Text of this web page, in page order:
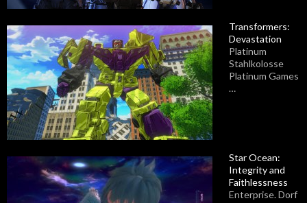
Transformers:
Devastation
Platinum
Stahlkolosse
Platinum Games
…
Star Ocean:
Integrity and
Faithlessness
Enterprise. Dorf